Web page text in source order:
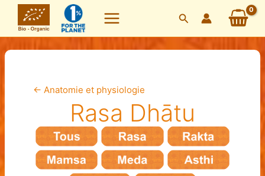
content
Search
← Anatomie et physiologie
Rasa Dhātu